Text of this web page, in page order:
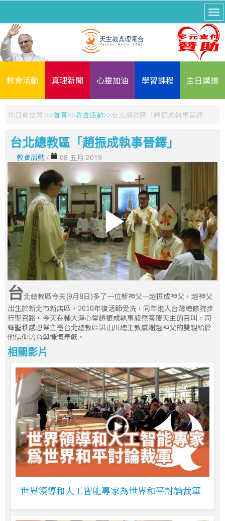
教會活動 真理新聞 心靈加油 學習課程 主日講道
你目前位置: 首頁 教會活動 台北總教區「趙振成執事晉鐸」
台北總教區「趙振成執事晉鐸」
教會活動 / 08 五月 2019
台北總教區今天(9月8日)多了一位新神父─趙振成神父，趙神父
出生於新北市新店區，2010年復活節受洗，同年進入台灣總修院步
行聖召路。今天在輔大淨心堂趙振成執事毅然答覆天主的召叫，司
鐸聖秩感恩祭主禮台北總教區洪山川總主教感謝趙神父的雙親給於
他信仰培育與慷慨奉獻。
相關影片
世界領導和人工智能專家為世界和平討論裁軍